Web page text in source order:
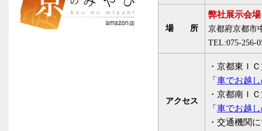
場 所
弊社展示会場
京都府京都市
TEL:075-256-
アクセス
・京都東Ｉ
「 車でお越
・京都南Ｉ
「 車でお越
・交通機関